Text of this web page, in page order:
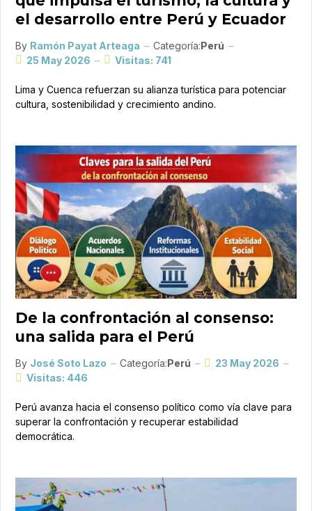
el desarrollo entre Perú y Ecuador
By Ramón Payat Arteaga Categoría:Perú
25 May 2026
Visitas: 741
Lima y Cuenca refuerzan su alianza turística para potenciar
cultura, sostenibilidad y crecimiento andino.
De la confrontación al consenso:
una salida para el Perú
By José Soto Lazo Categoría:Perú
23 May 2026
Visitas: 446
Perú avanza hacia el consenso político como vía clave para
superar la confrontación y recuperar estabilidad
democrática.